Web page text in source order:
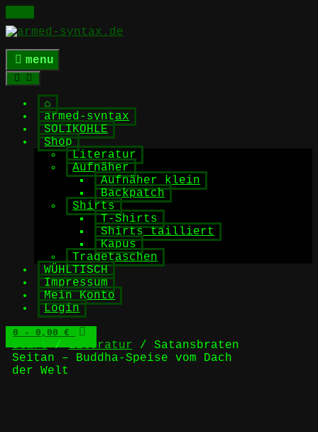
Skip
to
content
menu
⌂
armed-syntax
SOLIKOHLE
Shop
Literatur
Aufnäher
Aufnäher klein
Backpatch
Shirts
T-Shirts
Shirts tailliert
Kapus
Tragetaschen
WÜHLTISCH
Impressum
Mein Konto
Login
0 - 0,00 €
Start/Literatur / Satansbraten
Seitan – Buddha-Speise vom Dach
der Welt